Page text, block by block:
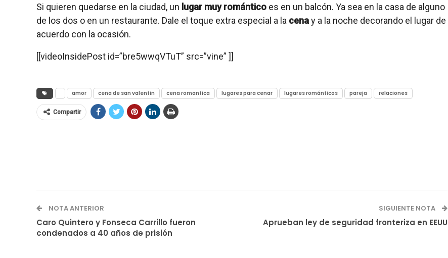
Si quieren quedarse en la ciudad, un lugar muy romántico es en un balcón. Ya sea en la casa de alguno
de los dos o en un restaurante. Dale el toque extra especial a la cenay a la noche decorando el lugar de
acuerdo con la ocasión.
[[videoInsidePost id=”bre5wwqVTuT” src=”vine” ]]
amor cena de san valentin cena romantica lugares para cenar lugares románticos pareja relaciones
Compartir
NOTA ANTERIOR
Caro Quintero y Fonseca Carrillo fueron
condenados a 40 años de prisión
SIGUIENTE NOTA
Aprueban ley de seguridad fronteriza en EEUU